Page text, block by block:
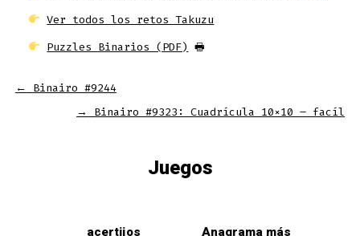
Ver todos los retos Takuzu
Puzzles Binarios (PDF) 🖶
←
Binairo #9244
→
Binairo #9323: Cuadrícula 10×10 – facíl
Juegos
acertijos Anagrama más